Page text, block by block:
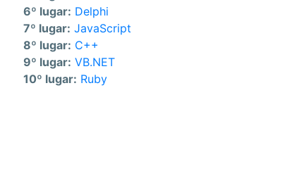
6º lugar: Delphi
7º lugar: JavaScript
8º lugar: C++
9º lugar: VB.NET
10º lugar: Ruby